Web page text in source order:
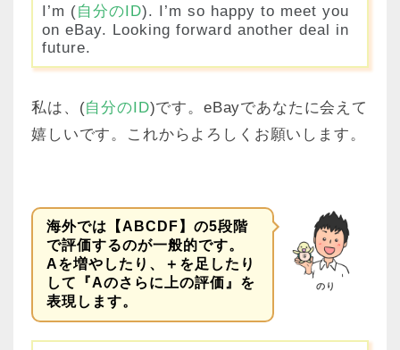
I’m (自分のID). I’m so happy to meet you
on eBay. Looking forward another deal in
future.
私は、(自分のID)です。eBayであなたに会えて
嬉しいです。これからよろしくお願いします。
海外では【ABCDF】の5段階
で評価するのが一般的です。
Aを増やしたり、＋を足したり
して『Aのさらに上の評価』を
表現します。
のり